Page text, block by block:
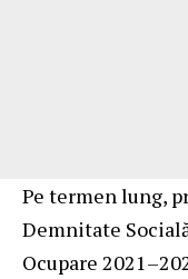
Pe termen lung,
Demnitate
Ocupare